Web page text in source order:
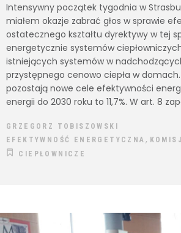
Intensywny początek tygodnia w
miałem okazje zabrać głos w sprawie
ostatecznego kształtu dyrektywy w tej
energetycznie systemów
istniejących systemów w
przystępnego cenowo ciepła w
pozostają nowe cele efektywności
energii do 2030 roku to 11,7%. W art. 8
GRZEGORZ TOBISZOWSKI
EFEKTYWNOŚĆ ENERGETYCZNA ,
CIEPŁOWNICZE